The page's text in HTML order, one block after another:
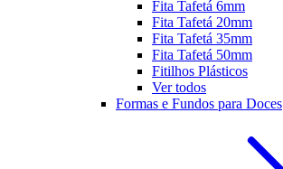
Fita Tafetá 6mm
Fita Tafetá 20mm
Fita Tafetá 35mm
Fita Tafetá 50mm
Fitilhos Plásticos
Ver todos
Formas e Fundos para Doces